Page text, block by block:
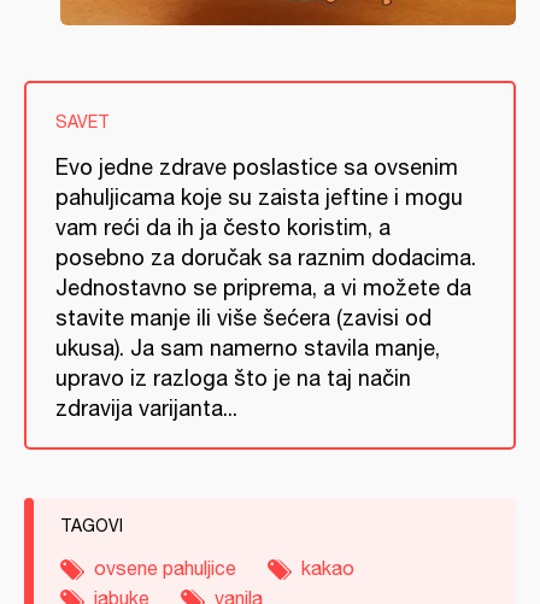
SAVET
Evo jedne zdrave poslastice sa ovsenim
pahuljicama koje su zaista jeftine i mogu
vam reći da ih ja često koristim, a
posebno za doručak sa raznim dodacima.
Jednostavno se priprema, a vi možete da
stavite manje ili više šećera (zavisi od
ukusa). Ja sam namerno stavila manje,
upravo iz razloga što je na taj način
zdravija varijanta...
TAGOVI
ovsene pahuljice
kakao
jabuke
vanila